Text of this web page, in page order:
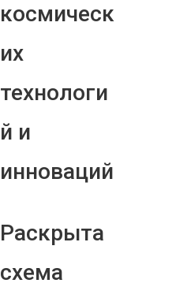
космическ
их
технологи
й и
инноваций
Раскрыта
схема